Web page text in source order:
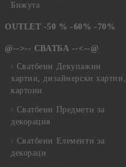
Бижута
OUTLET -50 % -60% -70%
@-->-- СВАТБА --<--@
Сватбени Декупажни
хартии, дизайнерски хартии,
картони
Сватбени Предмети за
декорация
Сватбени Елементи за
декораци